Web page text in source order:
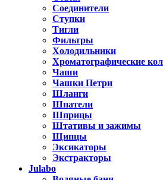
Соединители
Ступки
Тигли
Фильтры
Холодильники
Хроматографические
Чаши
Чашки Петри
Шланги
Шпатели
Шприцы
Штативы и зажимы
Щипцы
Эксикаторы
Экстракторы
Julabo